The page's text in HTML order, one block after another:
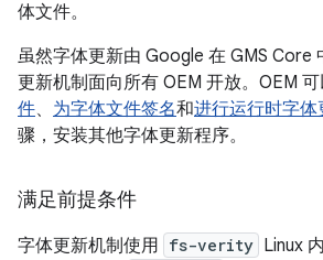
体文件。
虽然字体更新由 Google 在 GMS Core
更新机制面向所有 OEM 开放。OEM
件、 为字体文件签名和进行运行时字体
骤，安装其他字体更新程序。
满足前提条件
字体更新机制使用 fs-verity Linux